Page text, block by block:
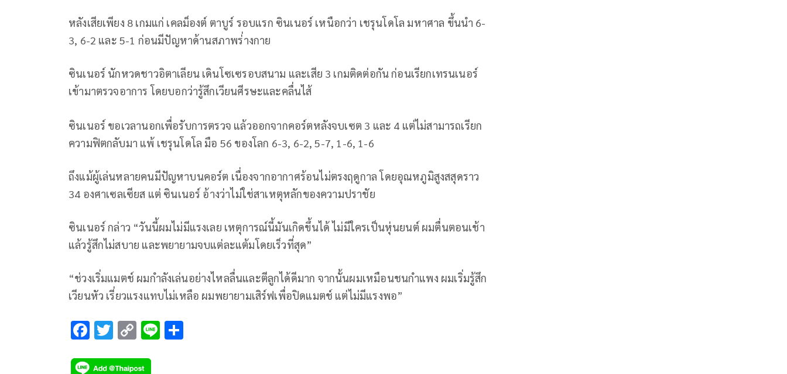
หลังเสียเพียง 8 เกมแก่ เคลม็องต์ ตาบูร์ รอบแรก ซินเนอร์ เหนือกว่า เชรุนโดโล มหาศาล ขึ้นนำ 6-
3, 6-2 และ 5-1 ก่อนมีปัญหาด้านสภาพร่่างกาย
ซินเนอร์ นักหวดชาวอิตาเลียน เดินโซเซรอบสนาม และเสีย 3 เกมติดต่อกัน ก่อนเรียกเทรนเนอร์
เข้ามาตรวจอาการ โดยบอกว่ารู้สึกเวียนศีรษะและคลื่นไส้
ซินเนอร์ ขอเวลานอกเพื่อรับการตรวจ แล้วออกจากคอร์ตหลังจบเซต 3 และ 4 แต่ไม่สามารถเรียก
ความฟิตกลับมา แพ้ เชรุนโดโล มือ 56 ของโลก 6-3, 6-2, 5-7, 1-6, 1-6
ถึงแม้ผู้เล่นหลายคนมีปัญหาบนคอร์ต เนื่องจากอากาศร้อนไม่ตรงฤดูกาล โดยอุณหภูมิสูงสสุดราว
34 องศาเซลเซียส แต่ ซินเนอร์ อ้างว่าไม่ใช่สาเหตุหลักของความปราชัย
ซินเนอร์ กล่าว “วันนี้ผมไม่มีแรงเลย เหตุการณ์นี้มันเกิดขึ้นได้ ไม่มีใครเป็นหุ่นยนต์ ผมตื่นตอนเช้า
แล้วรู้สึกไม่สบาย และพยายามจบแต่ละแต้มโดยเร็วที่สุด”
“ช่วงเริ่มแมตช์ ผมกำลังเล่นอย่างไหลลื่นและตีลูกได้ดีมาก จากนั้นผมเหมือนชนกำแพง ผมเริ่มรู้สึก
เวียนหัว เรี่ยวแรงแทบไม่เหลือ ผมพยายามเสิร์ฟเพื่อปิดแมตช์ แต่ไม่มีแรงพอ”
F
e
T
tt
C
p
Li